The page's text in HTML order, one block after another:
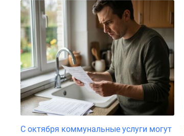
поселки
Новой
Готовые
коттеджные
поселки
Строящиеся
коттеджные
поселки
Коттеджные
поселки
С октября коммунальные услуги могут